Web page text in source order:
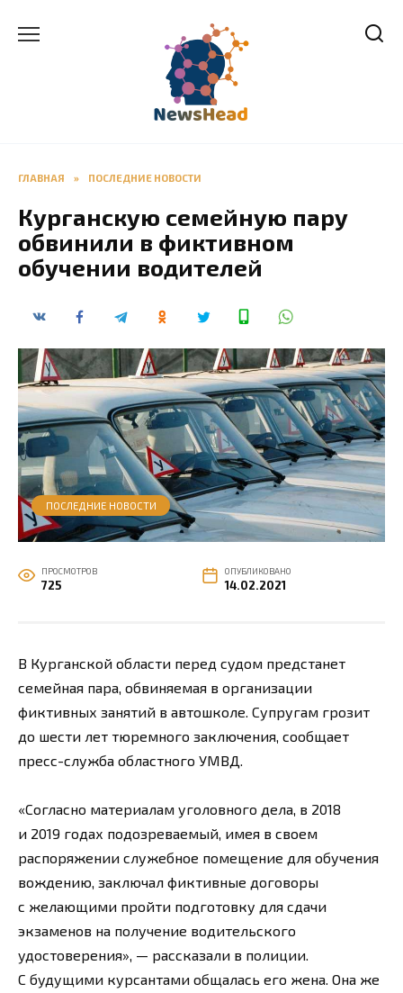
ГЛАВНАЯ » ПОСЛЕДНИЕ НОВОСТИ
Курганскую семейную пару
обвинили в фиктивном
обучении водителей
ПОСЛЕДНИЕ НОВОСТИ
ПРОСМОТРОВ
725
ОПУБЛИКОВАНО
14.02.2021
В Курганской области перед судом предстанет
семейная пара, обвиняемая в организации
фиктивных занятий в автошколе. Супругам грозит
до шести лет тюремного заключения, сообщает
пресс-служба областного УМВД.
«Согласно материалам уголовного дела, в 2018
и 2019 годах подозреваемый, имея в своем
распоряжении служебное помещение для обучения
вождению, заключал фиктивные договоры
с желающими пройти подготовку для сдачи
экзаменов на получение водительского
удостоверения», — рассказали в полиции.
С будущими курсантами общалась его жена. Она же